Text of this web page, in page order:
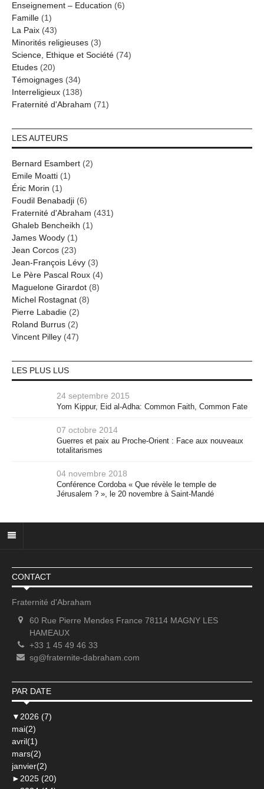
Enseignement – Education (6)
Famille (1)
La Paix (43)
Minorités religieuses (3)
Science, Ethique et Société (74)
Etudes (20)
Témoignages (34)
Interreligieux (138)
Fraternité d'Abraham (71)
LES AUTEURS
Bernard Esambert (2)
Emile Moatti (1)
Éric Morin (1)
Foudil Benabadji (6)
Fraternité d'Abraham (431)
Ghaleb Bencheikh (1)
James Woody (1)
Jean Corcos (23)
Jean-François Lévy (3)
Le Père Pascal Roux (4)
Maguelone Girardot (8)
Michel Rostagnat (8)
Pierre Labadie (2)
Roland Burrus (2)
Vincent Pilley (47)
LES PLUS LUS
24 septembre 2015
Yom Kippur, Eid al-Adha: Common Faith, Common Fate
07 octobre 2014
Guerres et paix au Proche-Orient : Face aux nouveaux
totalitarismes
04 novembre 2018
Conférence Cordoba « Que révèle le temple de
Jérusalem ? », le 20 novembre à Saint-Mandé
CONTACT
Fraternité d'Abraham
60 Rue Pierre Mendes France 78114 MAGNY LES
HAMEAUX
+33 1 45 49 46 33
sg@fraternite-dabraham.com
PAR DATE
▼ 2026 (7)
mai(2)
avril(1)
mars(2)
janvier(2)
► 2025 (20)